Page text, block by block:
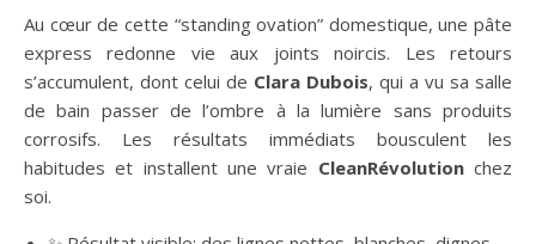
Au cœur de cette “standing ovation” domestique, une pâte
express redonne vie aux joints noircis. Les retours
s’accumulent, dont celui de Clara Dubois, qui a vu sa salle
de bain passer de l’ombre à la lumière sans produits
corrosifs. Les résultats immédiats bousculent les
habitudes et installent une vraie CleanRévolutionchez
soi.